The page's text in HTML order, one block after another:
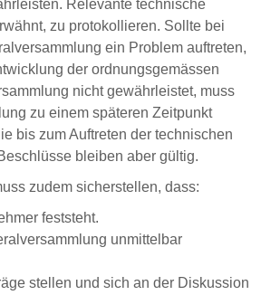
Relevante technische
zu protokollieren. Sollte bei
ein Problem auftreten,
der ordnungsgemässen
nicht gewährleistet, muss
zu einem späteren Zeitpunkt
bis zum Auftreten der technischen
bleiben aber gültig.
zudem sicherstellen, dass:
feststeht.
unmittelbar
stellen und sich an der Diskussion